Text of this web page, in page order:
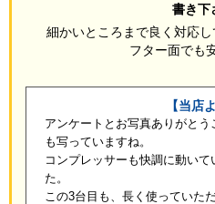
書き下
細かいところまで良く対応
フター面でも
【当店
アンケートとお写真ありがと
も写っていますね。
コンプレッサーも快調に動い
た。
この3台目も、長く使っていた